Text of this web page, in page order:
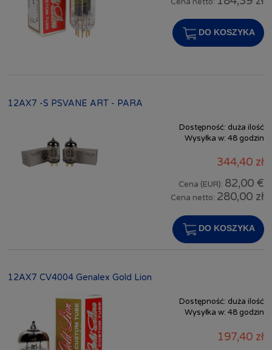
DO KOSZYKA
12AX7 -S PSVANE ART - PARA
Dostępność: duża ilość
Wysyłka w: 48 godzin
344,40 zł
Cena (EUR): 82,00 €
Cena netto: 280,00 zł
DO KOSZYKA
12AX7 CV4004 Genalex Gold Lion
Dostępność: duża ilość
Wysyłka w: 48 godzin
197,40 zł